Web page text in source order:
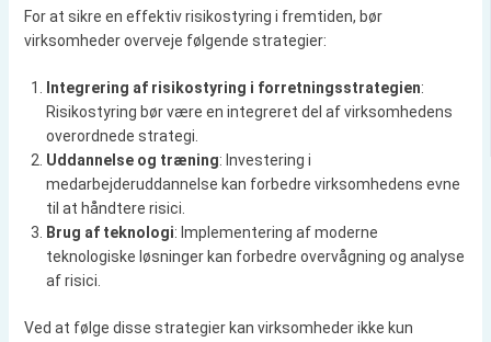
For at sikre en effektiv risikostyring i fremtiden, bør
virksomheder overveje følgende strategier:
Integrering af risikostyring i forretningsstrategien:
Risikostyring bør være en integreret del af virksomhedens
overordnede strategi.
Uddannelse og træning: Investering i
medarbejderuddannelse kan forbedre virksomhedens evne
til at håndtere risici.
Brug af teknologi: Implementering af moderne
teknologiske løsninger kan forbedre overvågning og analyse
af risici.
Ved at følge disse strategier kan virksomheder ikke kun